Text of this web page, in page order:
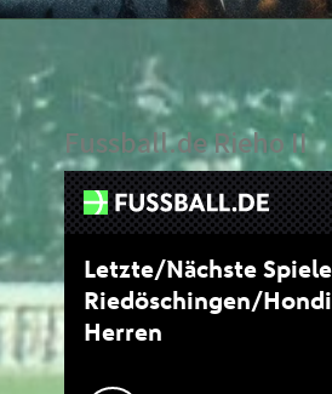
Fussball.de Rieho II